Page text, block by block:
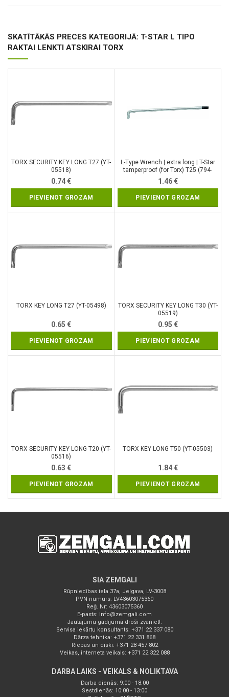
SKATĪTĀKĀS PRECES KATEGORIJĀ: T-STAR L TIPO
RAKTAI LENKTI ATSKIRAI TORX
TORX SECURITY KEY LONG T27 (YT-
05518)
0.74€
PIEVIENOT GROZAM
L-Type Wrench | extra long | T-Star
tamperproof (for Torx) T25 (794-
T25)
1.46€
PIEVIENOT GROZAM
TORX KEY LONG T27 (YT-05498)
0.65€
PIEVIENOT GROZAM
TORX SECURITY KEY LONG T30 (YT-
05519)
0.95 €
PIEVIENOT GROZAM
TORX SECURITY KEY LONG T20 (YT-
05516)
0.63€
PIEVIENOT GROZAM
TORX KEY LONG T50 (YT-05503)
1.84€
PIEVIENOT GROZAM
SIA ZEMGALI
Rūpniecības iela 37a, Jelgava, LV-3008
PVN numurs: LV43603075360
Reģ. Nr: 43603075360
E-pasts: info@zemgali.com
Jautājumu gadījumā droši zvaniet!:
Servisa iekārtu konsultants: +371 22 337 080
Dārza tehnika: +371 22 331 868
Riepas un diski: +371 28 457 802
Veikas, interneta veikals: +371 22 322 088
DARBA LAIKS - VEIKALS & NOLIKTAVA
Darba dienās: 9:00 - 18:00
Sestdienās: 10:00 - 13:00